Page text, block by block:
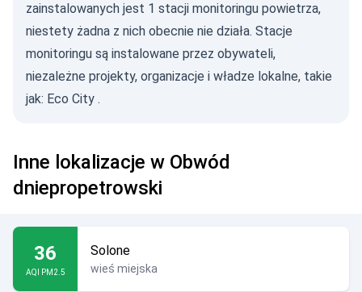
zainstalowanych jest 1 stacji monitoringu powietrza,
niestety żadna z nich obecnie nie działa. Stacje
monitoringu są instalowane przez obywateli,
niezależne projekty, organizacje i władze lokalne, takie
jak: Eco City .
Inne lokalizacje w Obwód
dniepropetrowski
36
AQI PM2.5
Solone
wieś miejska